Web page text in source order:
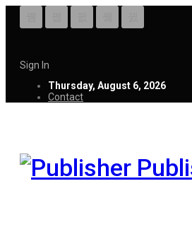
Sign In
Thursday, August 6, 2026
Contact